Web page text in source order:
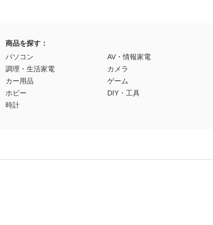
商品を探す：
パソコン
AV・情報家電
調理・生活家電
カメラ
カー用品
ゲーム
ホビー
DIY・工具
時計